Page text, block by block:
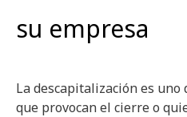
su empresa
La descapitalización es
que provocan el cierre o